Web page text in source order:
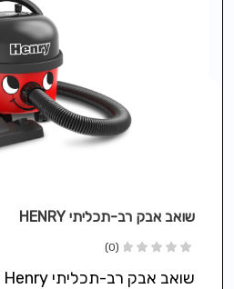
שואב אבק רב-תכליתי HENRY
(0)